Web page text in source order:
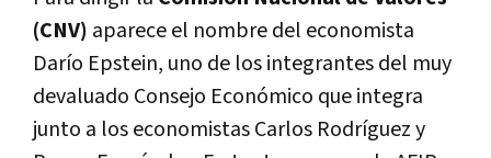
(CNV) aparece el nombre del economista
Darío Epstein, uno de los integrantes del muy
devaluado Consejo Económico que integra
junto a los economistas Carlos Rodríguez y